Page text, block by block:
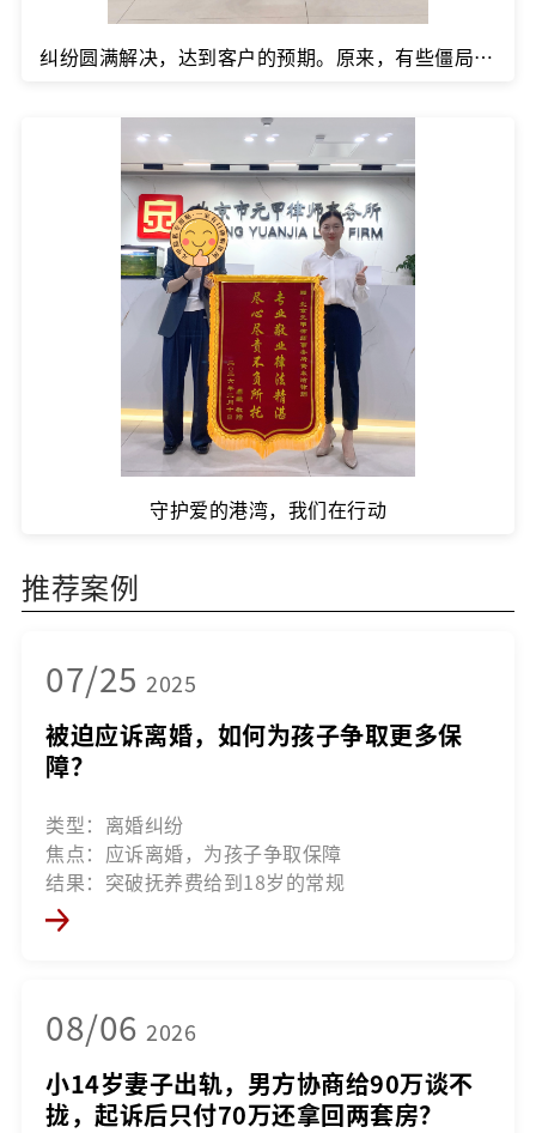
纠纷圆满解决，达到客户的预期。原来，有些僵局，差的只是一个能帮双方调解的人。
守护爱的港湾，我们在行动
推荐案例
07/25 2025
被迫应诉离婚，如何为孩子争取更多保
障？
类型：离婚纠纷
焦点：应诉离婚，为孩子争取保障
结果：突破抚养费给到18岁的常规
08/06 2026
小14岁妻子出轨，男方协商给90万谈不
拢，起诉后只付70万还拿回两套房？